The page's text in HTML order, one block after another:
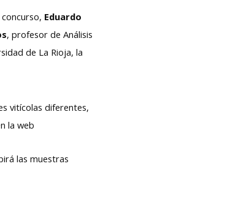
Eduardo
, profesor de Análisis
de La Rioja, la
vitícolas diferentes,
la web
las muestras